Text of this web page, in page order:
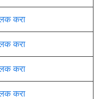
करा
करा
करा
करा